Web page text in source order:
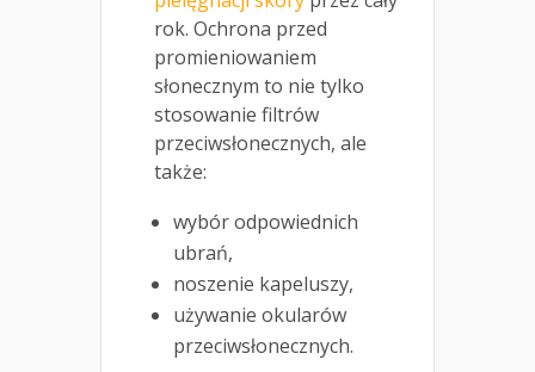
rok. Ochrona przed
promieniowaniem
słonecznym to nie tylko
stosowanie filtrów
przeciwsłonecznych, ale
także:
wybór odpowiednich
ubrań,
noszenie kapeluszy,
używanie okularów
przeciwsłonecznych.